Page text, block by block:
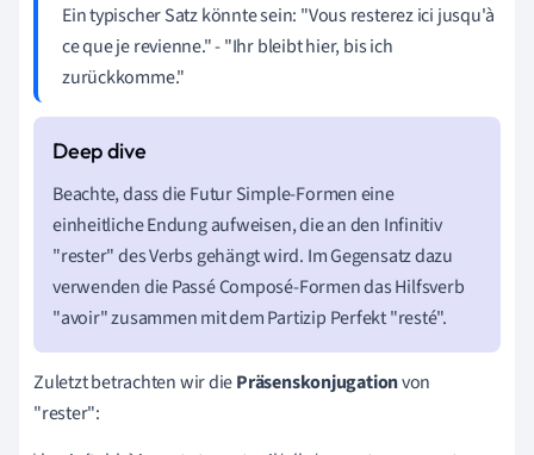
Ein typischer Satz könnte sein: "Vous resterez ici jusqu'à
ce que je revienne." - "Ihr bleibt hier, bis ich
zurückkomme."
Beachte, dass die Futur Simple-Formen eine
einheitliche Endung aufweisen, die an den Infinitiv
"rester" des Verbs gehängt wird. Im Gegensatz dazu
verwenden die Passé Composé-Formen das Hilfsverb
"avoir" zusammen mit dem Partizip Perfekt "resté".
Zuletzt betrachten wir diePräsenskonjugationvon
"rester":